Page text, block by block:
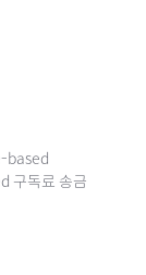
based
구독료 송금